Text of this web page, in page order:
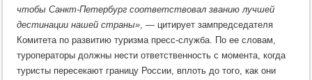
чтобы Санкт-Петербург соответствовал званию лучшей
дестинации нашей страны», — цитирует зампредседателя
Комитета по развитию туризма пресс-служба. По ее словам,
туроператоры должны нести ответственность с момента, когда
туристы пересекают границу России, вплоть до того, как они